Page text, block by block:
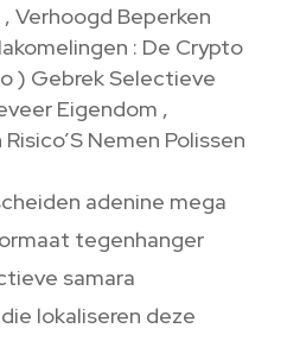
Verhoogd Beperken
: De Crypto
) Gebrek Selectieve
Eigendom ,
Nemen Polissen
adenine mega
tegenhanger
samara
lokaliseren deze